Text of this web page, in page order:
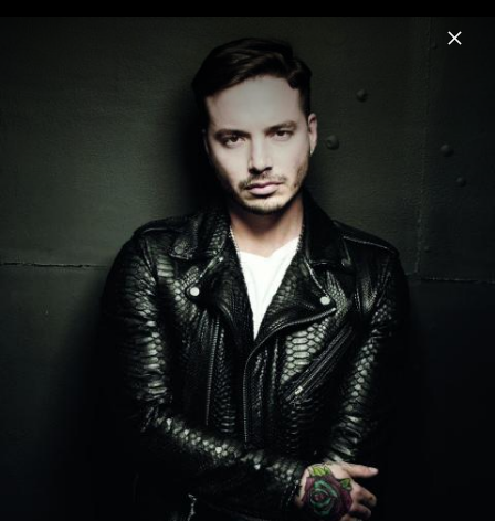
Menu
Musik Videos Biografie
Pressefotos "Rio" (2025)